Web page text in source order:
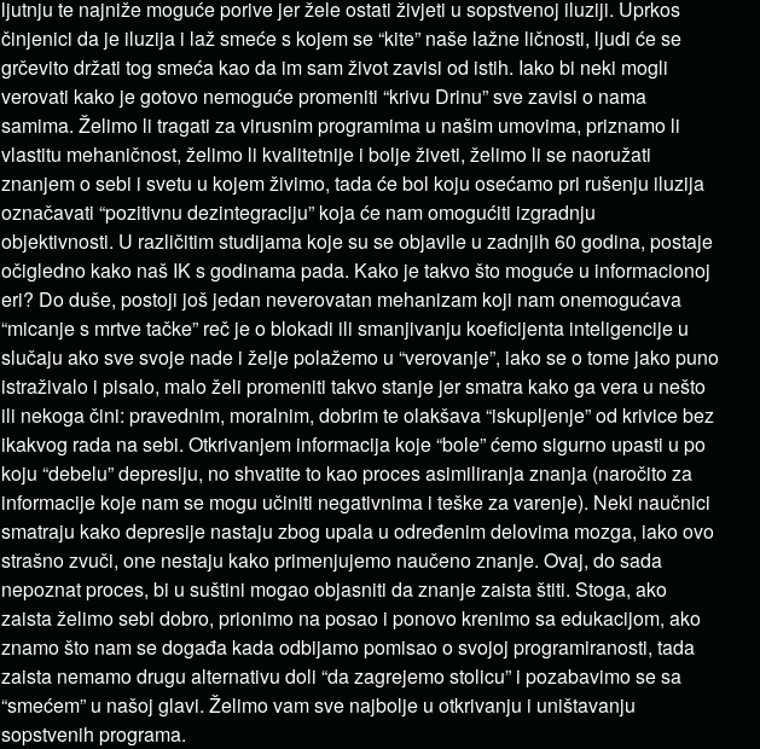
ljutnju te najniže moguće porive jer žele ostati živjeti u sopstvenoj iluziji. Uprkos
činjenici da je iluzija i laž smeće s kojem se “kite” naše lažne ličnosti, ljudi će se
grčevito držati tog smeća kao da im sam život zavisi od istih. Iako bi neki mogli
verovati kako je gotovo nemoguće promeniti “krivu Drinu” sve zavisi o nama
samima. Želimo li tragati za virusnim programima u našim umovima, priznamo li
vlastitu mehaničnost, želimo li kvalitetnije i bolje živeti, želimo li se naoružati
znanjem o sebi i svetu u kojem živimo, tada će bol koju osećamo pri rušenju iluzija
označavati “pozitivnu dezintegraciju” koja će nam omogućiti izgradnju
objektivnosti. U različitim studijama koje su se objavile u zadnjih 60 godina, postaje
očigledno kako naš IK s godinama pada. Kako je takvo što moguće u informacionoj
eri? Do duše, postoji još jedan neverovatan mehanizam koji nam onemogućava
“micanje s mrtve tačke” reč je o blokadi ili smanjivanju koeficijenta inteligencije u
slučaju ako sve svoje nade i želje polažemo u “verovanje”, iako se o tome jako puno
istraživalo i pisalo, malo želi promeniti takvo stanje jer smatra kako ga vera u nešto
ili nekoga čini: pravednim, moralnim, dobrim te olakšava “iskupljenje” od krivice bez
ikakvog rada na sebi. Otkrivanjem informacija koje “bole” ćemo sigurno upasti u po
koju “debelu” depresiju, no shvatite to kao proces asimiliranja znanja (naročito za
informacije koje nam se mogu učiniti negativnima i teške za varenje). Neki naučnici
smatraju kako depresije nastaju zbog upala u određenim delovima mozga, iako ovo
strašno zvuči, one nestaju kako primenjujemo naučeno znanje. Ovaj, do sada
nepoznat proces, bi u suštini mogao objasniti da znanje zaista štiti. Stoga, ako
zaista želimo sebi dobro, prionimo na posao i ponovo krenimo sa edukacijom, ako
znamo što nam se događa kada odbijamo pomisao o svojoj programiranosti, tada
zaista nemamo drugu alternativu doli “da zagrejemo stolicu” i pozabavimo se sa
“smećem” u našoj glavi. Želimo vam sve najbolje u otkrivanju i uništavanju
sopstvenih programa.